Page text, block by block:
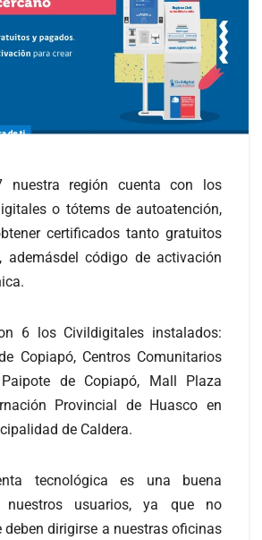
nuestra región cuenta con los
o tótems de autoatención,
certificados tanto gratuitos
ademásdel código de activación
6 los Civildigitales instalados:
Copiapó, Centros Comunitarios
de Copiapó, Mall Plaza
Provincial de Huasco en
de Caldera.
tecnológica es una buena
nuestros usuarios, ya que no
deben dirigirse a nuestras oficinas